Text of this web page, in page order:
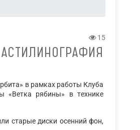
15
в рамках работы Клуба
«Ветка рябины» в технике
старые диски осенний фон,